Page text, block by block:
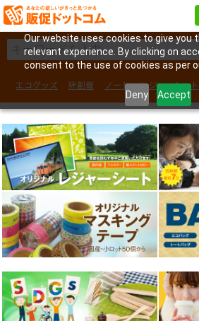
Our website uses cookies to give you
relevant experience. By clicking on
consent to the use of cookies as per
Deny Accept
エコグッズ 絆創膏 ノート レジャーシート
フェイスシール